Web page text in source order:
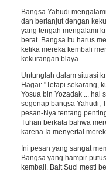
Bangsa Yahudi
dan berlanjut dengan
yang tengah mengalami
berat. Bangsa itu harus
ketika mereka kembali
kekurangan biaya.
Untunglah dalam situasi
Hagai: "Tetapi sekarang,
Yosua bin Yozadak ... hai
segenap bangsa Yahudi,
pesan-Nya tentang
Tuhan berkata bahwa
karena Ia menyertai
Ini pesan yang sangat
Bangsa yang hampir
kembali. Bait Suci mesti